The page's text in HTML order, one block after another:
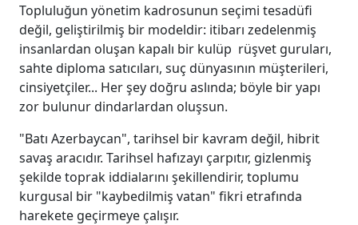
Topluluğun yönetim kadrosunun seçimi tesadüfi
değil, geliştirilmiş bir modeldir: itibarı zedelenmiş
insanlardan oluşan kapalı bir kulüp rüşvet guruları,
sahte diploma satıcıları, suç dünyasının müşterileri,
cinsiyetçiler... Her şey doğru aslında; böyle bir yapı
zor bulunur dindarlardan oluşsun.
"Batı Azerbaycan", tarihsel bir kavram değil, hibrit
savaş aracıdır. Tarihsel hafızayı çarpıtır, gizlenmiş
şekilde toprak iddialarını şekillendirir, toplumu
kurgusal bir "kaybedilmiş vatan" fikri etrafında
harekete geçirmeye çalışır.